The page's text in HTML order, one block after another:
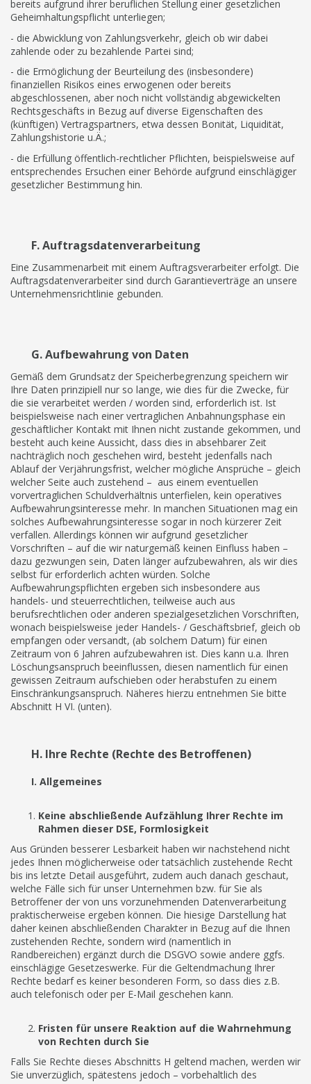
bereits aufgrund ihrer beruflichen Stellung einer gesetzlichen
Geheimhaltungspflicht unterliegen;
- die Abwicklung von Zahlungsverkehr, gleich ob wir dabei
zahlende oder zu bezahlende Partei sind;
- die Ermöglichung der Beurteilung des (insbesondere)
finanziellen Risikos eines erwogenen oder bereits
abgeschlossenen, aber noch nicht vollständig abgewickelten
Rechtsgeschäfts in Bezug auf diverse Eigenschaften des
(künftigen) Vertragspartners, etwa dessen Bonität, Liquidität,
Zahlungshistorie u.Ä.;
- die Erfüllung öffentlich-rechtlicher Pflichten, beispielsweise auf
entsprechendes Ersuchen einer Behörde aufgrund einschlägiger
gesetzlicher Bestimmung hin.
F. Auftragsdatenverarbeitung
Eine Zusammenarbeit mit einem Auftragsverarbeiter erfolgt. Die
Auftragsdatenverarbeiter sind durch Garantieverträge an unsere
Unternehmensrichtlinie gebunden.
G. Aufbewahrung von Daten
Gemäß dem Grundsatz der Speicherbegrenzung speichern wir
Ihre Daten prinzipiell nur so lange, wie dies für die Zwecke, für
die sie verarbeitet werden / worden sind, erforderlich ist. Ist
beispielsweise nach einer vertraglichen Anbahnungsphase ein
geschäftlicher Kontakt mit Ihnen nicht zustande gekommen, und
besteht auch keine Aussicht, dass dies in absehbarer Zeit
nachträglich noch geschehen wird, besteht jedenfalls nach
Ablauf der Verjährungsfrist, welcher mögliche Ansprüche – gleich
welcher Seite auch zustehend – aus einem eventuellen
vorvertraglichen Schuldverhältnis unterfielen, kein operatives
Aufbewahrungsinteresse mehr. In manchen Situationen mag ein
solches Aufbewahrungsinteresse sogar in noch kürzerer Zeit
verfallen. Allerdings können wir aufgrund gesetzlicher
Vorschriften – auf die wir naturgemäß keinen Einfluss haben –
dazu gezwungen sein, Daten länger aufzubewahren, als wir dies
selbst für erforderlich achten würden. Solche
Aufbewahrungspflichten ergeben sich insbesondere aus
handels- und steuerrechtlichen, teilweise auch aus
berufsrechtlichen oder anderen spezialgesetzlichen Vorschriften,
wonach beispielsweise jeder Handels- / Geschäftsbrief, gleich ob
empfangen oder versandt, (ab solchem Datum) für einen
Zeitraum von 6 Jahren aufzubewahren ist. Dies kann u.a. Ihren
Löschungsanspruch beeinflussen, diesen namentlich für einen
gewissen Zeitraum aufschieben oder herabstufen zu einem
Einschränkungsanspruch. Näheres hierzu entnehmen Sie bitte
Abschnitt H VI. (unten).
H. Ihre Rechte (Rechte des Betroffenen)
I. Allgemeines
Keine abschließende Aufzählung Ihrer Rechte im
Rahmen dieser DSE, Formlosigkeit
Aus Gründen besserer Lesbarkeit haben wir nachstehend nicht
jedes Ihnen möglicherweise oder tatsächlich zustehende Recht
bis ins letzte Detail ausgeführt, zudem auch danach geschaut,
welche Fälle sich für unser Unternehmen bzw. für Sie als
Betroffener der von uns vorzunehmenden Datenverarbeitung
praktischerweise ergeben können. Die hiesige Darstellung hat
daher keinen abschließenden Charakter in Bezug auf die Ihnen
zustehenden Rechte, sondern wird (namentlich in
Randbereichen) ergänzt durch die DSGVO sowie andere ggfs.
einschlägige Gesetzeswerke. Für die Geltendmachung Ihrer
Rechte bedarf es keiner besonderen Form, so dass dies z.B.
auch telefonisch oder per E-Mail geschehen kann.
Fristen für unsere Reaktion auf die Wahrnehmung
von Rechten durch Sie
Falls Sie Rechte dieses Abschnitts H geltend machen, werden wir
Sie unverzüglich, spätestens jedoch – vorbehaltlich des